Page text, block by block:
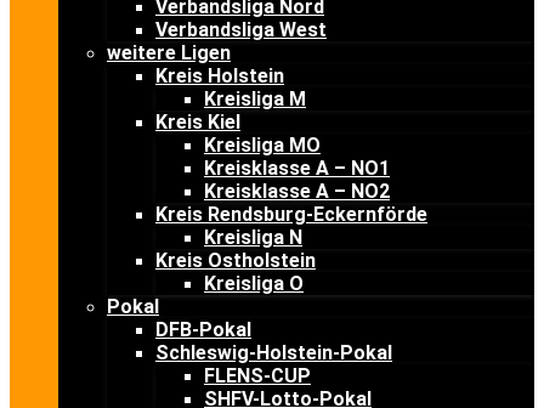
Verbandsliga Nord
Verbandsliga West
weitere Ligen
Kreis Holstein
Kreisliga M
Kreis Kiel
Kreisliga MO
Kreisklasse A – NO1
Kreisklasse A – NO2
Kreis Rendsburg-Eckernförde
Kreisliga N
Kreis Ostholstein
Kreisliga O
Pokal
DFB-Pokal
Schleswig-Holstein-Pokal
FLENS-CUP
SHFV-Lotto-Pokal